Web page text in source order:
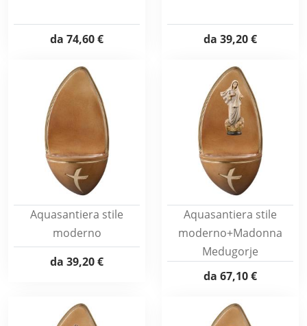
da 74,60 € da 39,20 €
Aquasantiera stile
moderno
da 39,20 €
Aquasantiera stile
moderno+Madonna
Medugorje
da 67,10 €